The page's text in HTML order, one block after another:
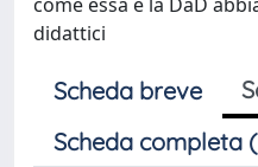
didattici
Scheda breve
Scheda completa